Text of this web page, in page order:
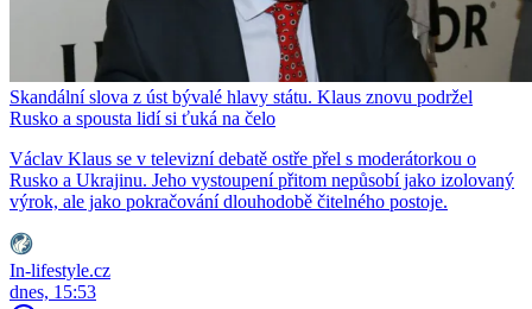
Skandální slova z úst bývalé hlavy státu. Klaus znovu podržel
Rusko a spousta lidí si ťuká na čelo
Václav Klaus se v televizní debatě ostře přel s moderátorkou o
Rusko a Ukrajinu. Jeho vystoupení přitom nepůsobí jako izolovaný
výrok, ale jako pokračování dlouhodobě čitelného postoje.
In-lifestyle.cz
dnes, 15:53